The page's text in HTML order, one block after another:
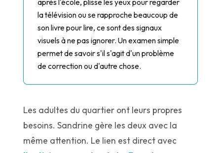
après l'école, plisse les yeux pour regarder
la télévision ou se rapproche beaucoup de
son livre pour lire, ce sont des signaux
visuels à ne pas ignorer. Un examen simple
permet de savoir s'il s'agit d'un problème
de correction ou d'autre chose.
Les adultes du quartier ont leurs propres
besoins. Sandrine gère les deux avec la
même attention. Le lien est direct avec